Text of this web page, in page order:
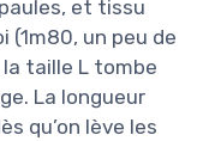
et tissu
(1m80, un peu de
la taille L tombe
La longueur
qu’on lève les